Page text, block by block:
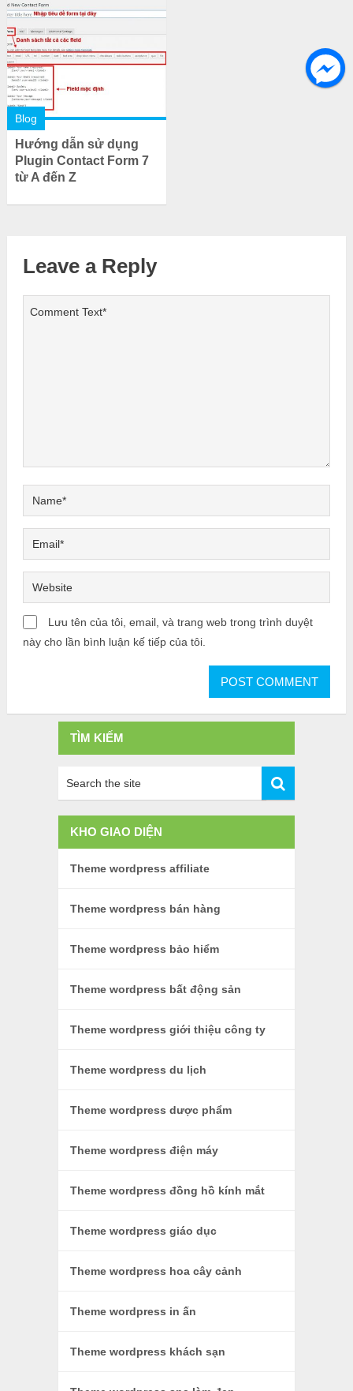
Blog
Hướng dẫn sử dụng
Plugin Contact Form 7
từ A đến Z
Leave a Reply
Lưu tên của tôi, email, và trang web trong trình duyệt
này cho lần bình luận kế tiếp của tôi.
TÌM KIẾM
KHO GIAO DIỆN
Theme wordpress affiliate
Theme wordpress bán hàng
Theme wordpress bảo hiểm
Theme wordpress bất động sản
Theme wordpress giới thiệu công ty
Theme wordpress du lịch
Theme wordpress dược phẩm
Theme wordpress điện máy
Theme wordpress đồng hồ kính mắt
Theme wordpress giáo dục
Theme wordpress hoa cây cảnh
Theme wordpress in ấn
Theme wordpress khách sạn